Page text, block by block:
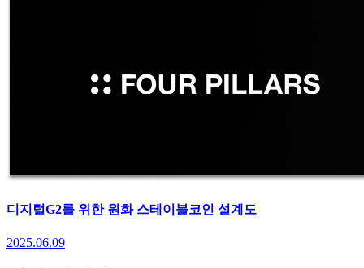
디지털G2를 위한 원화 스테이블코인 설계도
2025.06.09